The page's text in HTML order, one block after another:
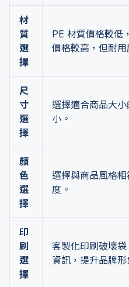
材
質
選
擇
PE 材質價格較低
價格較高，但耐用
尺
寸
選
擇
選擇適合商品大
小。
顏
色
選
擇
選擇與商品風格
度。
印
刷
選
擇
客製化印刷破壞
資訊，提升品牌形